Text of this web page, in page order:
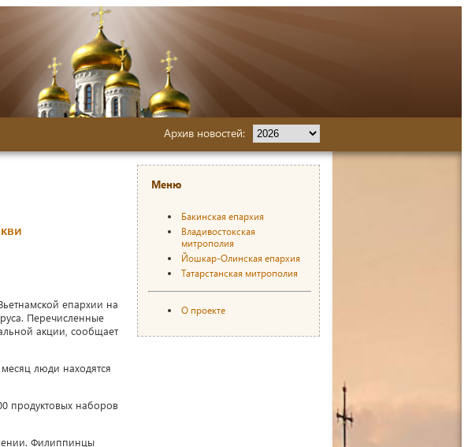
Архив новостей:
епархии на
Перечисленные
акции, сообщает
люди находятся
продуктовых наборов
Филиппинцы
Меню
Бакинская епархия
Владивостокская
митрополия
Йошкар-Олинская епархия
Татарстанская митрополия
О проекте